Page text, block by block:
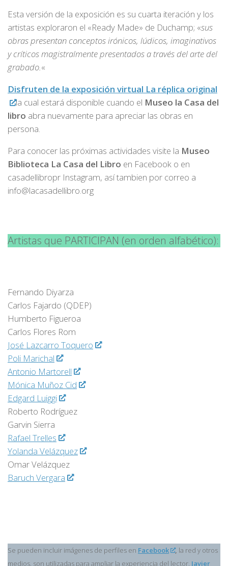
Esta versión de la exposición es su cuarta iteración y los
artistas exploraron el «Ready Made» de Duchamp; «sus
obras presentan conceptos irónicos, lúdicos, imaginativos
y críticos magistralmente presentados a través del arte del
grabado.«
Disfruten de la exposición virtual La réplica original
la cual estará disponible cuando el Museo la Casa del
libro abra nuevamente para apreciar las obras en
persona.
Para conocer las próximas actividades visite la Museo
Biblioteca La Casa del Libro en Facebook o en
casadellibropr Instagram, así tambien por correo a
info@lacasadellibro.org
Artistas que PARTICIPAN (en orden alfabético):
Fernando Diyarza
Carlos Fajardo (QDEP)
Humberto Figueroa
Carlos Flores Rom
José Lazcarro Toquero
Poli Marichal
Antonio Martorell
Mónica Muñoz Cid
Edgard Luiggi
Roberto Rodríguez
Garvin Sierra
Rafael Trelles
Yolanda Velázquez
Omar Velázquez
Baruch Vergara
Se pueden incluir imágenes de perfiles en Facebook , la red y otros
medios. son utilizadas para ampliar la experiencia del lector. Javier